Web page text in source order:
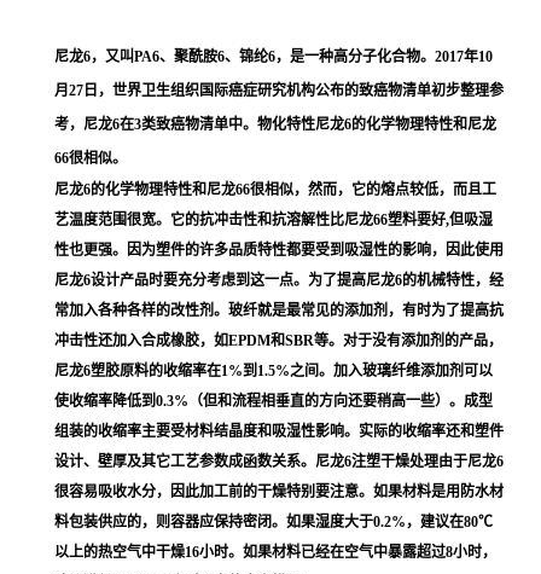
尼龙6，又叫PA6、聚酰胺6、锦纶6，是一种高分子化合物。2017年10
月27日，世界卫生组织国际癌症研究机构公布的致癌物清单初步整理参
考，尼龙6在3类致癌物清单中。物化特性尼龙6的化学物理特性和尼龙
66很相似。
尼龙6的化学物理特性和尼龙66很相似，然而，它的熔点较低，而且工
艺温度范围很宽。它的抗冲击性和抗溶解性比尼龙66塑料要好,但吸湿
性也更强。因为塑件的许多品质特性都要受到吸湿性的影响，因此使用
尼龙6设计产品时要充分考虑到这一点。为了提高尼龙6的机械特性，经
常加入各种各样的改性剂。玻纤就是最常见的添加剂，有时为了提高抗
冲击性还加入合成橡胶，如EPDM和SBR等。对于没有添加剂的产品，
尼龙6塑胶原料的收缩率在1%到1.5%之间。加入玻璃纤维添加剂可以
使收缩率降低到0.3%（但和流程相垂直的方向还要稍高一些）。成型
组装的收缩率主要受材料结晶度和吸湿性影响。实际的收缩率还和塑件
设计、壁厚及其它工艺参数成函数关系。尼龙6注塑干燥处理由于尼龙6
很容易吸收水分，因此加工前的干燥特别要注意。如果材料是用防水材
料包装供应的，则容器应保持密闭。如果湿度大于0.2%，建议在80℃
以上的热空气中干燥16小时。如果材料已经在空气中暴露超过8小时，